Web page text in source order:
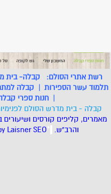
רשת אתרי הסולם: קבלה- בית
תלמוד עשר הספירות | קבלה
| חנות ספרי
קבלה - בית מדרש הסולם
מאמרים, קליפים קורסים
והרב"ש. *
LaisnerSEO